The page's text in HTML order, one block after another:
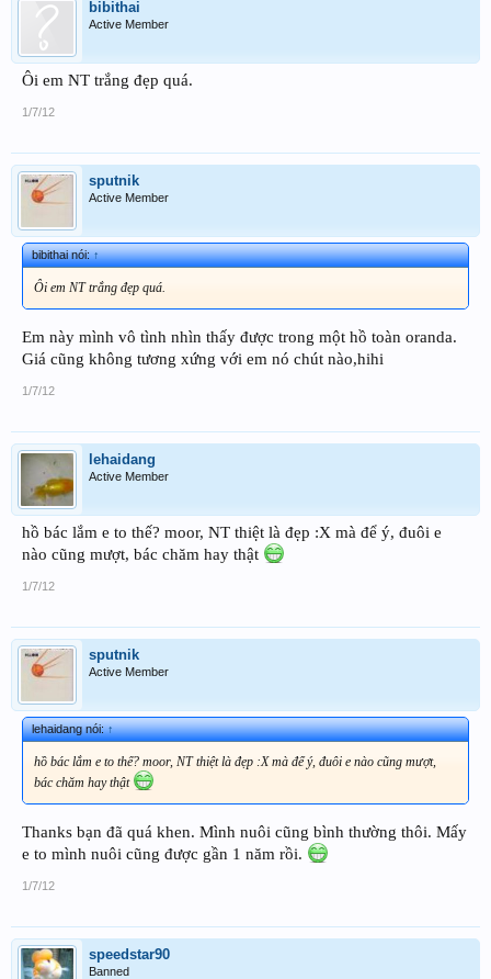
bibithai
Active Member
Ôi em NT trắng đẹp quá.
1/7/12
sputnik
Active Member
bibithai nói:↑
Ôi em NT trắng đẹp quá.
Em này mình vô tình nhìn thấy được trong một hồ toàn oranda.
Giá cũng không tương xứng với em nó chút nào,hihi
1/7/12
lehaidang
Active Member
hồ bác lắm e to thế? moor, NT thiệt là đẹp :X mà để ý, đuôi e
nào cũng mượt, bác chăm hay thật
1/7/12
sputnik
Active Member
lehaidang nói:↑
hồ bác lắm e to thế? moor, NT thiệt là đẹp :X mà để ý, đuôi e nào cũng mượt,
bác chăm hay thật
Thanks bạn đã quá khen. Mình nuôi cũng bình thường thôi. Mấy
e to mình nuôi cũng được gần 1 năm rồi.
1/7/12
speedstar90
Banned